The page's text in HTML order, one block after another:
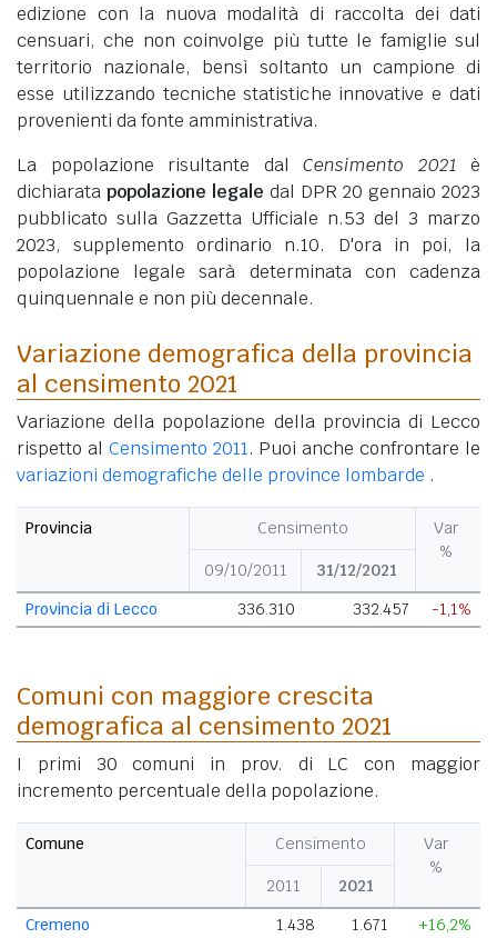
edizione con la nuova modalità di raccolta dei dati
censuari, che non coinvolge più tutte le famiglie sul
territorio nazionale, bensì soltanto un campione di
esse utilizzando tecniche statistiche innovative e dati
provenienti da fonte amministrativa.
La popolazione risultante dal Censimento 2021 è
dichiarata popolazione legale dal DPR 20 gennaio 2023
pubblicato sulla Gazzetta Ufficiale n.53 del 3 marzo
2023, supplemento ordinario n.10. D'ora in poi, la
popolazione legale sarà determinata con cadenza
quinquennale e non più decennale.
Variazione demografica della provincia
al censimento 2021
Variazione della popolazione della provincia di Lecco
rispetto al Censimento 2011. Puoi anche confrontare le
variazioni demografiche delle province lombarde .
Provincia Censimento
Var
%
09/10/2011
31/12/2021
Provincia di Lecco
336.310 332.457 -1,1%
Comuni con maggiore crescita
demografica al censimento 2021
I primi 30 comuni in prov. di LC con maggior
incremento percentuale della popolazione.
Comune Censimento
Var
%
2011
2021
Cremeno
1.438 1.671
+16,2%